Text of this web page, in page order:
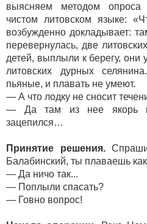
выясняем методом опроса
чистом литовском языке:
возбужденно докладывает:
перевернулась, две
детей, выплыли к берегу,
литовских дурных
пьяные, и плавать не умеют.
— А что лодку не сносит
— Да там из нее якорь
зацепился…
Принятие решения.
Балабинский, ты плаваешь
— Да ничо так...
— Поплыли спасать?
— Говно вопрос!